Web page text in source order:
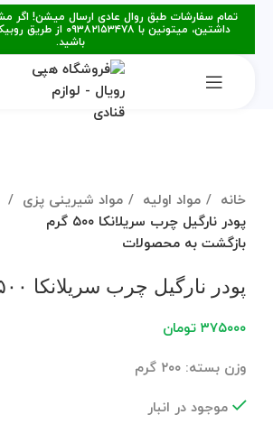
تمام سفارشات طبق روال عادی ارسال میشن! اگر
داشتین، میتونین با
باشید.
خانه
مواد اولیه
مواد شیرینی پزی
پودر نارگیل چرب سریلانکا ۵۰۰ گرم
بازگشت به محصولات
پودر نارگیل چرب سریلانکا ۵۰۰ گرم
۳۷۵۰۰۰ تومان
وزن بسته: ۲۰۰ گرم
موجود در انبار